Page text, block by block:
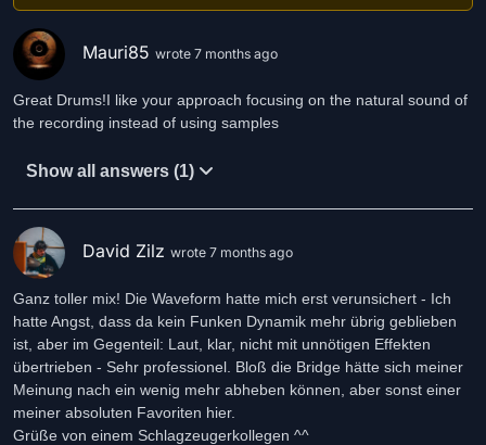
Mauri85 wrote 7 months ago
Great Drums!I like your approach focusing on the natural sound of
the recording instead of using samples
Show all answers (1)
David Zilz wrote 7 months ago
Ganz toller mix! Die Waveform hatte mich erst verunsichert - Ich
hatte Angst, dass da kein Funken Dynamik mehr übrig geblieben
ist, aber im Gegenteil: Laut, klar, nicht mit unnötigen Effekten
übertrieben - Sehr professionel. Bloß die Bridge hätte sich meiner
Meinung nach ein wenig mehr abheben können, aber sonst einer
meiner absoluten Favoriten hier.
Grüße von einem Schlagzeugerkollegen ^^